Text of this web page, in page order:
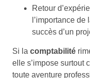
Retour
l’importance de
succès d’un
Si la comptabilité
elle s’impose surtout
toute aventure